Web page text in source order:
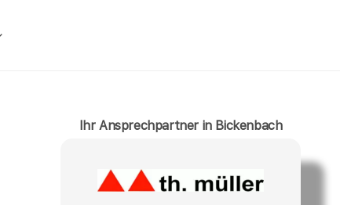
Ihr Ansprechpartner in Bickenbach